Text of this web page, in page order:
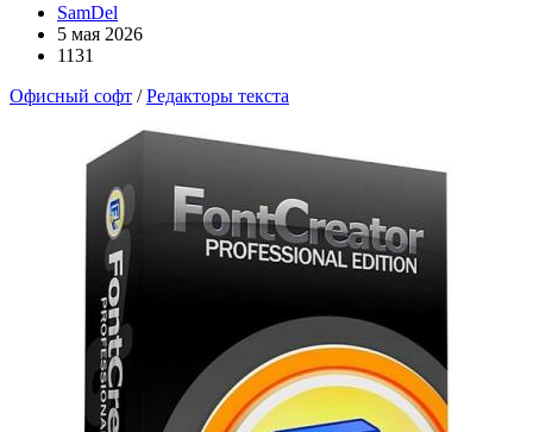
SamDel
5 мая 2026
1131
Офисный софт /Редакторы текста